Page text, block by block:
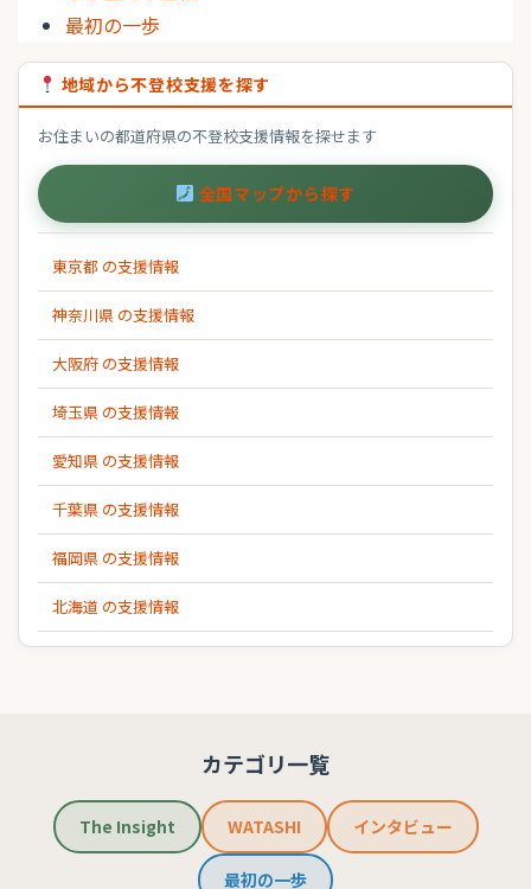
最初の一歩
地域から不登校支援を探す
お住まいの都道府県の不登校支援情報を探せます
全国マップから探す
東京都 の支援情報
神奈川県 の支援情報
大阪府 の支援情報
埼玉県 の支援情報
愛知県 の支援情報
千葉県 の支援情報
福岡県 の支援情報
北海道 の支援情報
カテゴリ一覧
The Insight WATASHI インタビュー
最初の一歩